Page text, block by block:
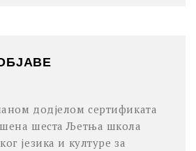
додјелом сертификата
шеста Љетња школа
језика и културе за